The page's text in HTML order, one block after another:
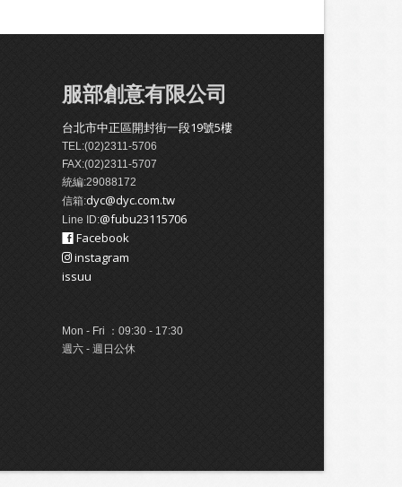
服部創意有限公司
台北市中正區開封街一段19號5樓
TEL:(02)2311-5706
FAX:(02)2311-5707
統編:29088172
信箱:dyc@dyc.com.tw
Line ID:@fubu23115706
Facebook
instagram
issuu
Mon - Fri ：09:30 - 17:30
週六 - 週日公休